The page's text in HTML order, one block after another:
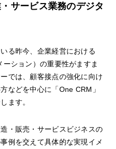
サービス業務のデジタ
る昨今、企業経営における
ション）の重要性がますま
では、顧客接点の強化に向け
などを中心に「One CRM」
ます。
・販売・サービスビジネスの
例を交えて具体的な実現イメ